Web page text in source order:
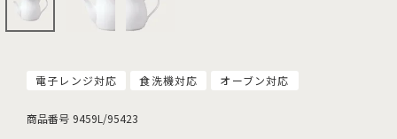
電子レンジ対応 食洗機対応 オーブン対応
商品番号 9459L/95423